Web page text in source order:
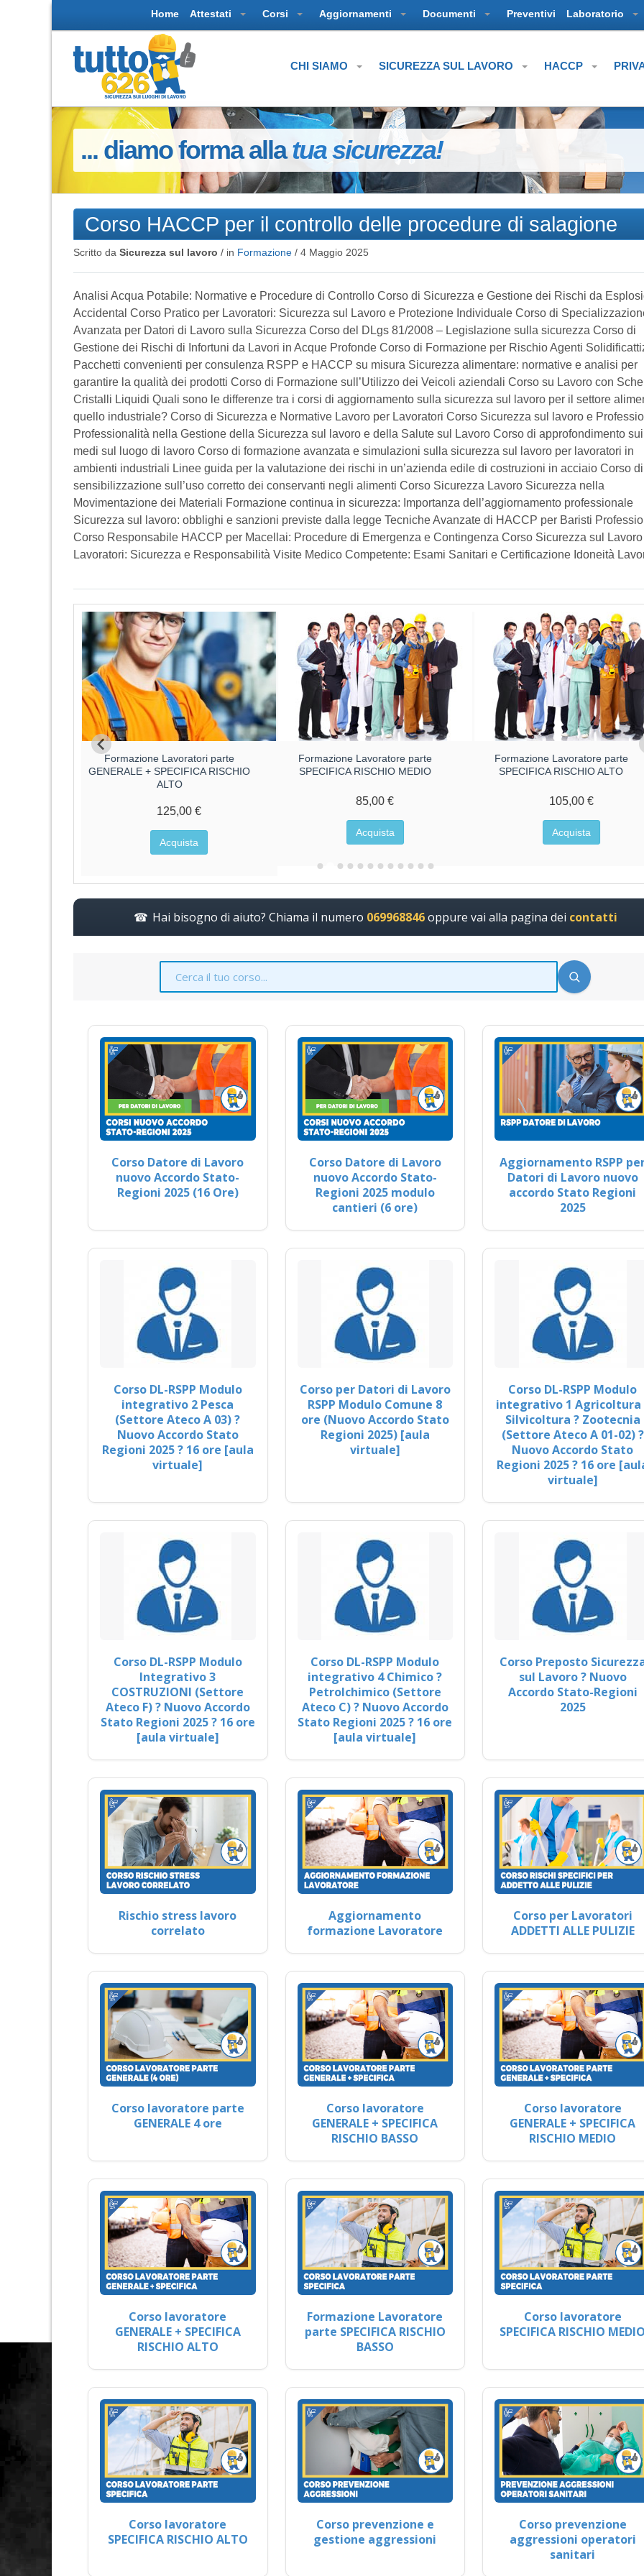
Home Attestati Corsi Aggiornamenti Documenti Preventivi Laboratorio
CHI SIAMO SICUREZZA SUL LAVORO HACCP
... diamo forma allatua sicurezza!
Corso HACCP per il controllo delle procedure di salagione
Scritto da Sicurezza sul lavoro / in Formazione / 4 Maggio 2025
Analisi Acqua Potabile: Normative e Procedure di Controllo Corso di Sicurezza e Gestione dei Rischi da
Accidental Corso Pratico per Lavoratori: Sicurezza sul Lavoro e Protezione Individuale Corso di
Avanzata per Datori di Lavoro sulla Sicurezza Corso del DLgs 81/2008 – Legislazione sulla sicurezza Corso di
Gestione dei Rischi di Infortuni da Lavori in Acque Profonde Corso di Formazione per Rischio Agenti
Pacchetti convenienti per consulenza RSPP e HACCP su misura Sicurezza alimentare: normative e analisi per
garantire la qualità dei prodotti Corso di Formazione sull’Utilizzo dei Veicoli aziendali Corso su Lavoro con
Cristalli Liquidi Quali sono le differenze tra i corsi di aggiornamento sulla sicurezza sul lavoro per il settore
quello industriale? Corso di Sicurezza e Normative Lavoro per Lavoratori Corso Sicurezza sul lavoro e
Professionalità nella Gestione della Sicurezza sul lavoro e della Salute sul Lavoro Corso di approfondimento
medi sul luogo di lavoro Corso di formazione avanzata e simulazioni sulla sicurezza sul lavoro per lavoratori in
ambienti industriali Linee guida per la valutazione dei rischi in un’azienda edile di costruzioni in acciaio Corso di
sensibilizzazione sull’uso corretto dei conservanti negli alimenti Corso Sicurezza Lavoro Sicurezza nella
Movimentazione dei Materiali Formazione continua in sicurezza: Importanza dell’aggiornamento professionale
Sicurezza sul lavoro: obblighi e sanzioni previste dalla legge Tecniche Avanzate di HACCP per Baristi
Corso Responsabile HACCP per Macellai: Procedure di Emergenza e Contingenza Corso Sicurezza sul
Lavoratori: Sicurezza e Responsabilità Visite Medico Competente: Esami Sanitari e Certificazione Idoneità
Formazione Lavoratori parte
GENERALE + SPECIFICA RISCHIO
ALTO
125,00 €
Acquista
Formazione Lavoratore parte
SPECIFICA RISCHIO MEDIO
85,00 €
Acquista
Formazione Lavoratore parte
SPECIFICA RISCHIO ALTO
105,00 €
Acquista
Hai bisogno di aiuto? Chiama il numero 069968846oppure vai alla pagina dei contatti
Corso Datore di Lavoro
nuovo Accordo Stato-
Regioni 2025 (16 Ore)
Corso Datore di Lavoro
nuovo Accordo Stato-
Regioni 2025 modulo
cantieri (6 ore)
Aggiornamento RSPP
Datori di Lavoro nuovo
accordo Stato Regioni
2025
Corso DL-RSPP Modulo
integrativo 2 Pesca
(Settore Ateco A 03) ?
Nuovo Accordo Stato
Regioni 2025 ? 16 ore [aula
virtuale]
Corso per Datori di Lavoro
RSPP Modulo Comune 8
ore (Nuovo Accordo Stato
Regioni 2025) [aula
virtuale]
Corso DL-RSPP Modulo
integrativo 1 Agricoltura
Silvicoltura ? Zootecnia
(Settore Ateco A 01-02) ?
Nuovo Accordo Stato
Regioni 2025 ? 16 ore
virtuale]
Corso DL-RSPP Modulo
Integrativo 3
COSTRUZIONI (Settore
Ateco F) ? Nuovo Accordo
Stato Regioni 2025 ? 16 ore
[aula virtuale]
Corso DL-RSPP Modulo
integrativo 4 Chimico ?
Petrolchimico (Settore
Ateco C) ? Nuovo Accordo
Stato Regioni 2025 ? 16 ore
[aula virtuale]
Corso Preposto
sul Lavoro ? Nuovo
Accordo Stato-Regioni
2025
Rischio stress lavoro
correlato
Aggiornamento
formazione Lavoratore
Corso per Lavoratori
ADDETTI ALLE PULIZIE
Corso lavoratore parte
GENERALE 4 ore
Corso lavoratore
GENERALE + SPECIFICA
RISCHIO BASSO
Corso lavoratore
GENERALE + SPECIFICA
RISCHIO MEDIO
Corso lavoratore
GENERALE + SPECIFICA
RISCHIO ALTO
Formazione Lavoratore
parte SPECIFICA RISCHIO
BASSO
Corso lavoratore
SPECIFICA RISCHIO
Corso lavoratore
SPECIFICA RISCHIO ALTO
Corso prevenzione e
gestione aggressioni
Corso prevenzione
aggressioni operatori
sanitari